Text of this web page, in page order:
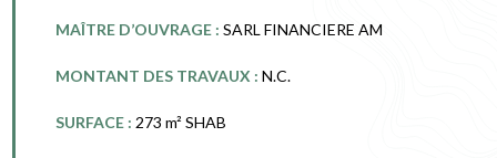
MAÎTRE D’OUVRAGE :SARL FINANCIERE AM
MONTANT DES TRAVAUX :N.C.
SURFACE : 273 m² SHAB